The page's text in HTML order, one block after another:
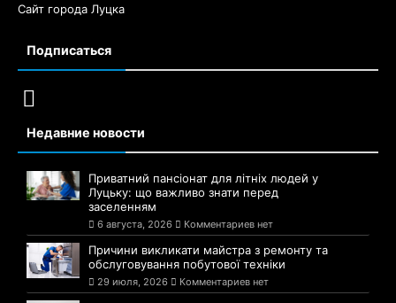
Сайт города Луцка
Подписаться
Недавние новости
Приватний пансіонат для літніх людей у
Луцьку: що важливо знати перед
заселенням
6 августа, 2026 Комментариев нет
Причини викликати майстра з ремонту та
обслуговування побутової техніки
29 июля, 2026 Комментариев нет